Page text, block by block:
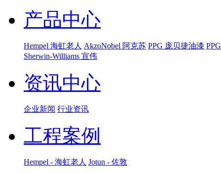
产品中心
Hempel 海虹老人 AkzoNobel 阿克苏 PPG 庞贝捷油漆
Sherwin-Williams 宣伟
资讯中心
企业新闻 行业资讯
工程案例
Hempel - 海虹老人 Jotun - 佐敦